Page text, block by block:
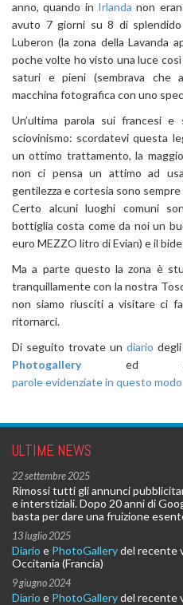
anno, quando in Irlanda non
avuto 7 giorni su 8 di
Luberon (la zona della Lavanda
poche volte ho visto una luce
saturi e pieni (sembrava che
macchina fotografica con uno
Un’ultima parola sui francesi
sciovinismo: scordatevi questa
un ottimo trattamento, la
non ci pensa un attimo ad
gentilezza e cortesia sono
Certo alcuni luoghi comuni
bottiglia costa come da noi un
euro MEZZO litro di Evian) e il
Ma a parte questo la zona è
tranquillamente con la nostra
non siamo riusciti a visitare ci
ritornarci.
Di seguito trovate un diario
Photogalleryed
parole evidenziate in questo modo
ULTIME NEWS
22 settembre 2025
Rimossi tutti gli annunci
e interstiziali. Dopo 20 anni di
basta per dare una fruizione
13 luglio 2025
Diario e PhotoGallerydel recente
Occitania (Francia)
9 giugno 2024
Diario e PhotoGallerydel recente